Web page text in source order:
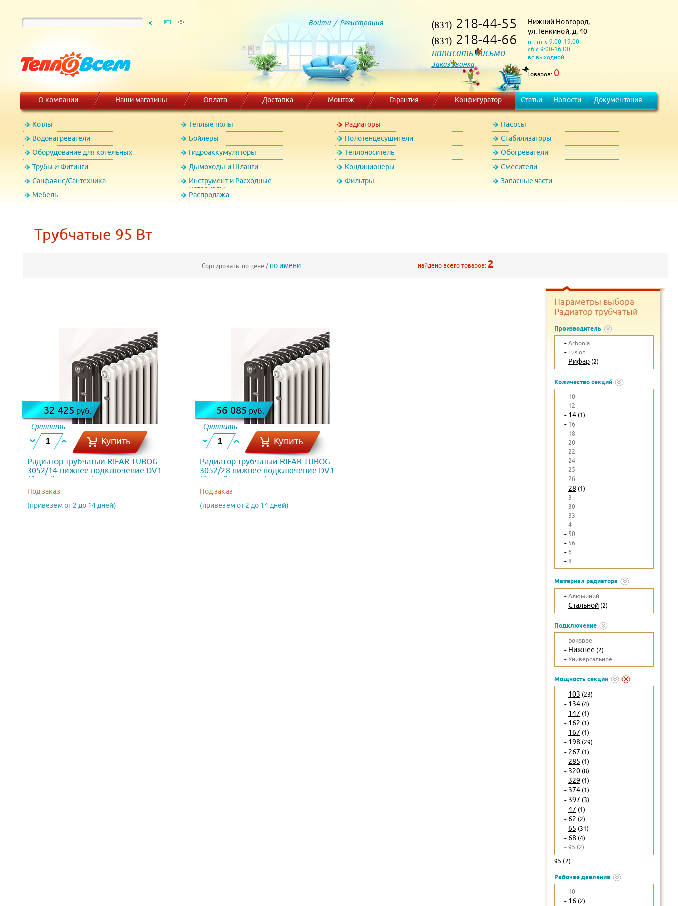
Войти/ Регистрация (831) 218-44-55
(831) 218-44-66
написать письмо
Заказ звонка
Нижний Новгород,
ул. Генкиной, д. 40
пн-пт с 9:00-19:00
сб с 9:00-16:00
вс выходной
Товаров: 0
О компании Наши магазины Оплата Доставка Монтаж Гарантия Конфигуратор Статьи Новости Документация
Котлы Теплые полы Радиаторы
Насосы
Водонагреватели
Бойлеры Полотенцесушители
Стабилизаторы
Оборудование для котельных
Гидроаккумуляторы Теплоноситель
Обогреватели
Трубы и Фитинги
Дымоходы и Шланги Кондиционеры
Смесители
Санфаянс/Сантехника
Инструмент и Расходные
материалы
Фильтры
Запасные части
Мебель
Распродажа
Трубчатые 95 Вт
Сортировать: по цене / по имени найдено всего товаров: 2
Параметры выбора
Радиатор трубчатый
Производитель
- Arbonia
- Fusion
- Рифар (2)
Количество секций
- 10
- 12
- 14 (1)
- 16
- 18
- 20
- 22
- 24
- 25
- 26
- 28 (1)
- 3
- 30
- 33
- 4
- 50
- 56
- 6
- 8
Материал радиатора
- Алюминий
- Стальной (2)
Подключение
- Боковое
- Нижнее (2)
- Универсальное
Мощность секции
- 103 (23)
- 134 (4)
- 147 (1)
- 162 (1)
- 167 (1)
- 198 (29)
- 267 (1)
- 285 (1)
- 320 (8)
- 329 (1)
- 374 (1)
- 397 (3)
- 47 (1)
- 62 (2)
- 65 (31)
- 68 (4)
- 95 (2)
95 (2)
Рабочее давление
- 10
- 16 (2)
32 425 руб.
Сравнить
Купить
Радиатор трубчатый RIFAR TUBOG
3052/14 нижнее подключение DV1
(белый RAL 9016)
Под заказ
(привезем от 2 до 14 дней)
56 085 руб.
Сравнить
Купить
Радиатор трубчатый RIFAR TUBOG
3052/28 нижнее подключение DV1
(белый RAL 9016)
Под заказ
(привезем от 2 до 14 дней)